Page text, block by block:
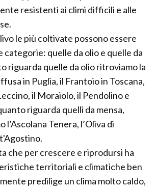
resistenti ai climi difficili e alle
le più coltivate possono essere
categorie: quelle da olio e quelle da
riguarda quelle da olio ritroviamo la
in Puglia, il Frantoio in Toscana,
il Moraiolo, il Pendolino e
riguarda quelli da mensa,
l’Ascolana Tenera, l’Oliva di
che per crescere e riprodursi ha
territoriali e climatiche ben
predilige un clima molto caldo,